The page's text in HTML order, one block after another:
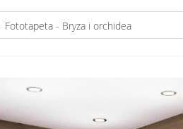
Fototapeta - Bryza i orchidea